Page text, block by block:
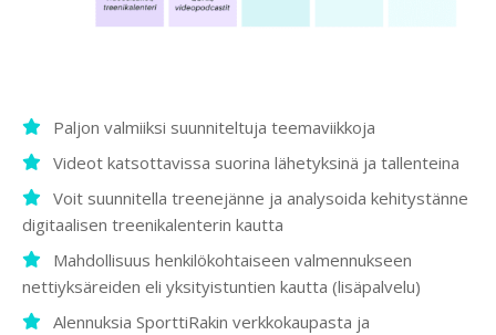
Paljon valmiiksi suunniteltuja teemaviikkoja
Videot katsottavissa suorina lähetyksinä ja tallenteina
Voit suunnitella treenejänne ja analysoida kehitystänne
digitaalisen treenikalenterin kautta
Mahdollisuus henkilökohtaiseen valmennukseen
nettiyksäreiden eli yksityistuntien kautta (lisäpalvelu)
Alennuksia SporttiRakin verkkokaupasta ja